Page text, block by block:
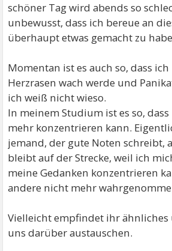
schöner Tag wird abends so
unbewusst, dass ich bereue an
überhaupt etwas gemacht zu
Momentan ist es auch so, dass
Herzrasen wach werde und
ich weiß nicht wieso.
In meinem Studium ist es so,
mehr konzentrieren kann.
jemand, der gute Noten schreibt,
bleibt auf der Strecke, weil ich
meine Gedanken konzentrieren
andere nicht mehr
Vielleicht empfindet ihr
uns darüber austauschen.